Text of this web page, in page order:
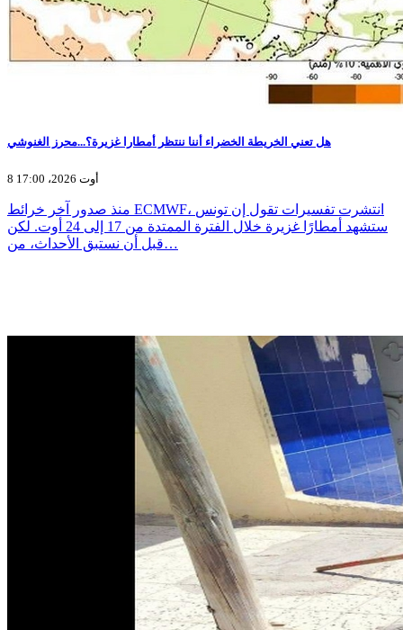
هل تعني الخريطة الخضراء أننا ننتظر أمطارا غزيرة؟...محرز الغنوشي
8 أوت 2026، 17:00
منذ صدور آخر خرائط ECMWF، انتشرت تفسيرات تقول إن تونس
ستشهد أمطارًا غزيرة خلال الفترة الممتدة من 17 إلى 24 أوت. لكن
قبل أن نستبق الأحداث، من…